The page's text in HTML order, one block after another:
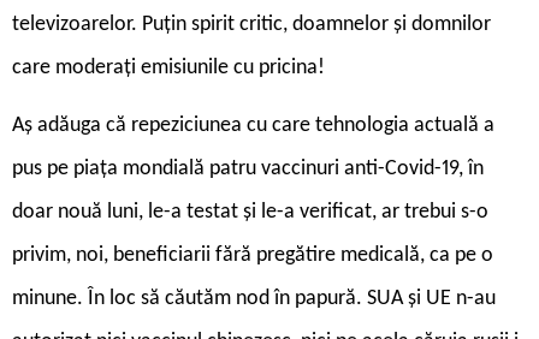
televizoarelor. Puțin spirit critic, doamnelor și domnilor
care moderați emisiunile cu pricina!
Aș adăuga că repeziciunea cu care tehnologia actuală a
pus pe piața mondială patru vaccinuri anti-Covid-19, în
doar nouă luni, le-a testat și le-a verificat, ar trebui s-o
privim, noi, beneficiarii fără pregătire medicală, ca pe o
minune. În loc să căutăm nod în papură. SUA și UE n-au